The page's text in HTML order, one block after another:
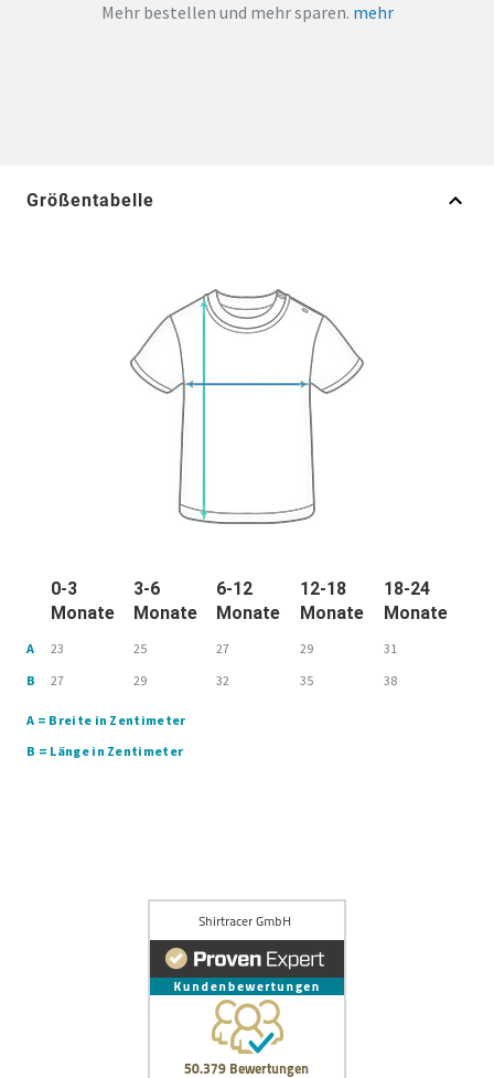
Mehr bestellen und mehr sparen. mehr
Größentabelle
0-3
Monate
3-6
Monate
6-12
Monate
12-18
Monate
18-24
Monate
A 23 25 27 29
31
B
27 29 32 35 38
A = Breite in Zentimeter
B = Länge in Zentimeter